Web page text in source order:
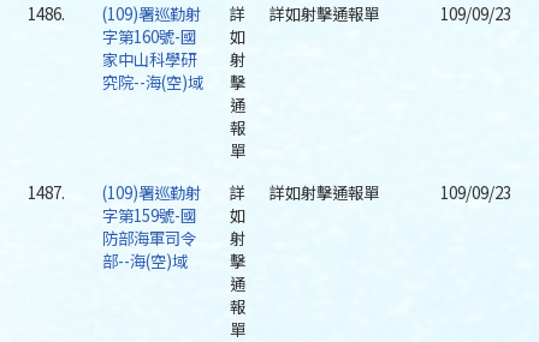
1486.
(109)署巡勤射
字第160號-國
家中山科學研
究院--海(空)域
詳
如
射
擊
通
報
單
詳如射擊通報單 109/09/23
1487.
(109)署巡勤射
字第159號-國
防部海軍司令
部--海(空)域
詳
如
射
擊
通
報
單
詳如射擊通報單 109/09/23